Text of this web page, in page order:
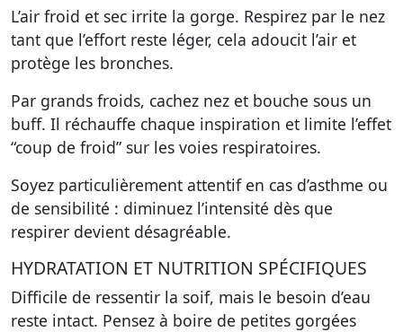
L’air froid et sec irrite la gorge. Respirez par le nez
tant que l’effort reste léger, cela adoucit l’air et
protège les bronches.
Par grands froids, cachez nez et bouche sous un
buff. Il réchauffe chaque inspiration et limite l’effet
“coup de froid” sur les voies respiratoires.
Soyez particulièrement attentif en cas d’asthme ou
de sensibilité : diminuez l’intensité dès que
respirer devient désagréable.
HYDRATATION ET NUTRITION SPÉCIFIQUES
Difficile de ressentir la soif, mais le besoin d’eau
reste intact. Pensez à boire de petites gorgées